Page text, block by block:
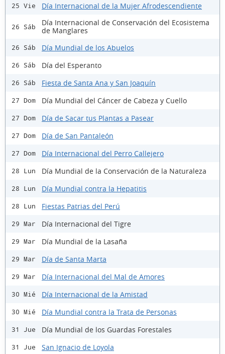
25 Vie Día Internacional de la Mujer Afrodescendiente
26 Sáb
Día Internacional de Conservación del Ecosistema
de Manglares
26 Sáb Día Mundial de los Abuelos
26 Sáb Día del Esperanto
26 Sáb Fiesta de Santa Ana y San Joaquín
27 Dom Día Mundial del Cáncer de Cabeza y Cuello
27 Dom Día de Sacar tus Plantas a Pasear
27 Dom Día de San Pantaleón
27 Dom Día Internacional del Perro Callejero
28 Lun Día Mundial de la Conservación de la Naturaleza
28 Lun Día Mundial contra la Hepatitis
28 Lun Fiestas Patrias del Perú
29 Mar Día Internacional del Tigre
29 Mar Día Mundial de la Lasaña
29 Mar Día de Santa Marta
29 Mar Día Internacional del Mal de Amores
30 Mié Día Internacional de la Amistad
30 Mié Día Mundial contra la Trata de Personas
31 Jue Día Mundial de los Guardas Forestales
31 Jue San Ignacio de Loyola